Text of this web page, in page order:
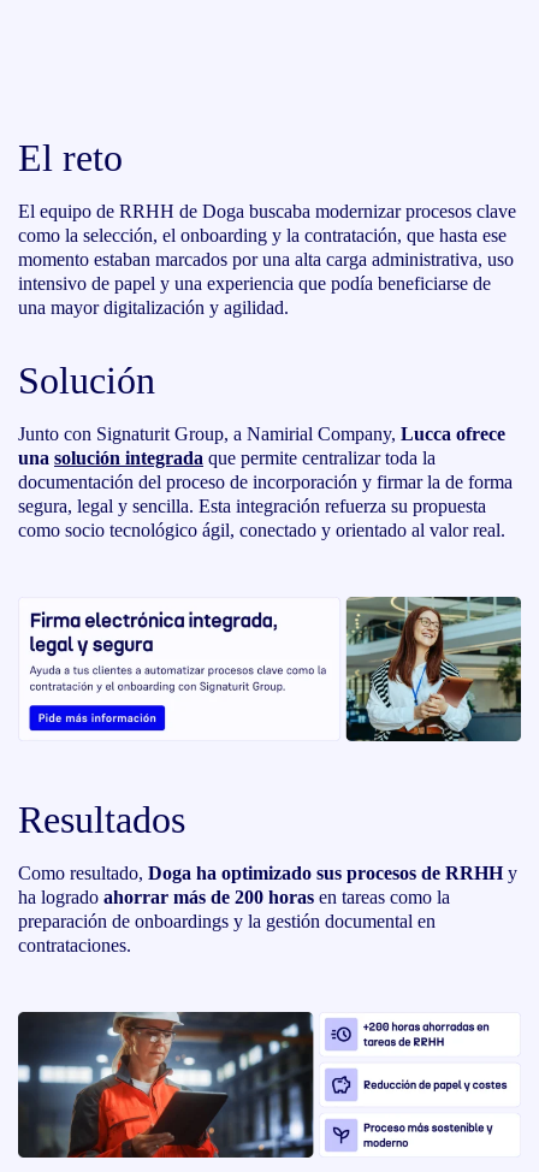
El reto
El equipo de RRHH de Doga buscaba modernizar procesos clave
como la selección, el onboarding y la contratación, que hasta ese
momento estaban marcados por una alta carga administrativa, uso
intensivo de papel y una experiencia que podía beneficiarse de
una mayor digitalización y agilidad.
Solución
Junto con Signaturit Group, a Namirial Company, Lucca ofrece
una solución integrada que permite centralizar toda la
documentación del proceso de incorporación y firmar la de forma
segura, legal y sencilla. Esta integración refuerza su propuesta
como socio tecnológico ágil, conectado y orientado al valor real.
Resultados
Como resultado, Doga ha optimizado sus procesos de RRHHy
ha logrado ahorrar más de 200 horas en tareas como la
preparación de onboardings y la gestión documental en
contrataciones.